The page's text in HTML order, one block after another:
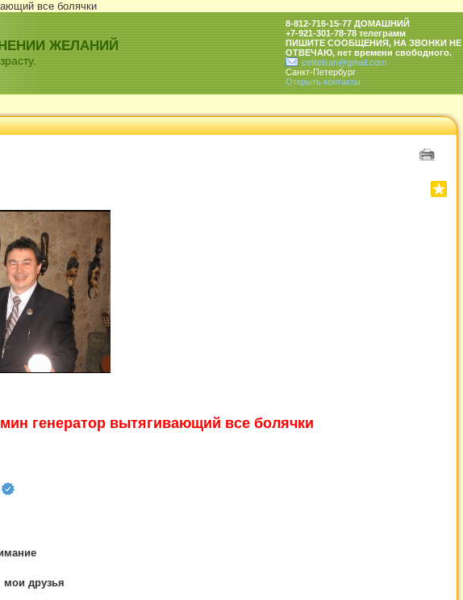
все болячки
ЖЕЛАНИЙ
8-812-716-15-77 ДОМАШНИЙ
+7-921-301-78-78 телеграмм
ПИШИТЕ СООБЩЕНИЯ, НА ЗВОНКИ НЕ
ОТВЕЧАЮ, нет времени свободного.
celitelsan@gmail.com
Санкт-Петербург
Открыть контакты
генератор вытягивающий все болячки
мои друзья